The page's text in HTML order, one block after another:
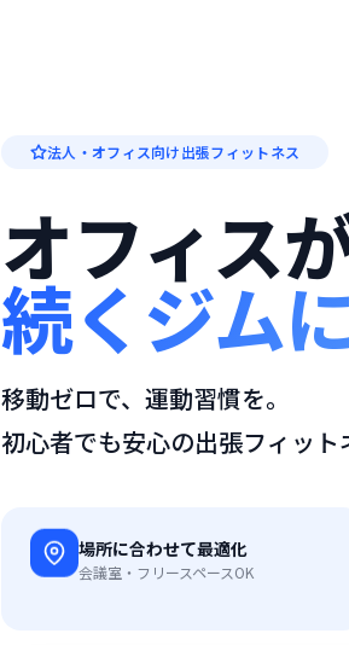
法人・オフィス向け出張フィットネス
オフィス
続くジム
移動ゼロで、運動習慣を。
初心者でも安心の出張フィット
場所に合わせて最適化
会議室・フリースペースOK